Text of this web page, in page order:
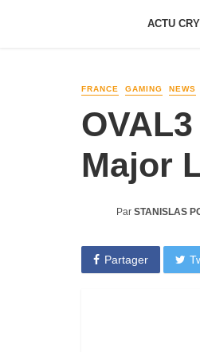
ACTU
FRANCE GAMING NEWS
Major
Par STANISLAS
Partager